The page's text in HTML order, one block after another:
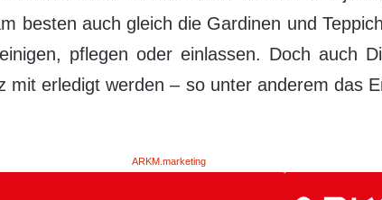
besten auch gleich die Gardinen und
pflegen oder einlassen. Doch auch
erledigt werden – so unter anderem das
ARKM.marketing